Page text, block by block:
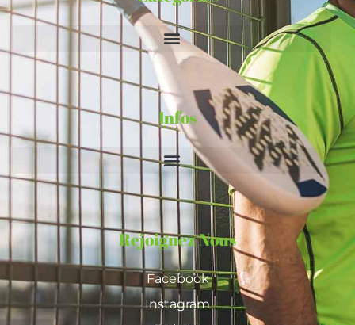
Infos
Rejoignez Nous
Facebook
Instagram